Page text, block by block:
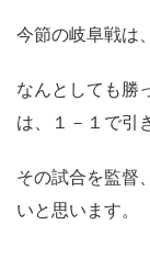
今節の岐阜戦は
なんとしても勝
は、１－１で引
その試合を監督
いと思います。